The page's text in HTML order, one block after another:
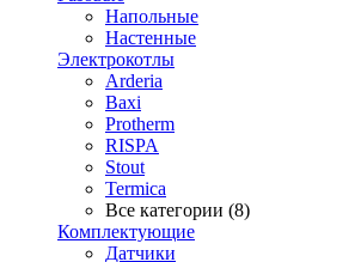
Напольные
Настенные
Электрокотлы
Arderia
Baxi
Protherm
RISPA
Stout
Termica
Все категории (8)
Комплектующие
Датчики